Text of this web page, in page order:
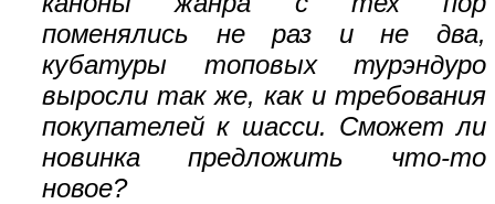
поменялись не раз и не два,
кубатуры топовых турэндуро
выросли так же, как и требования
покупателей к шасси. Сможет ли
новинка предложить что-то
новое?